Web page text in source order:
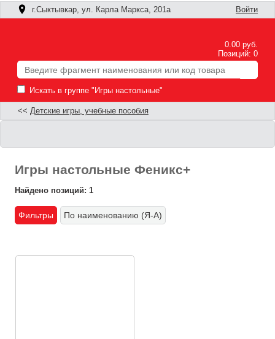
г.Сыктывкар, ул. Карла Маркса, 201а Войти
0.00 руб.
Позиций: 0
Искать в группе "Игры настольные"
<< Детские игры, учебные пособия
Игры настольные Феникс+
Найдено позиций: 1
Фильтры По наименованию (Я-А)